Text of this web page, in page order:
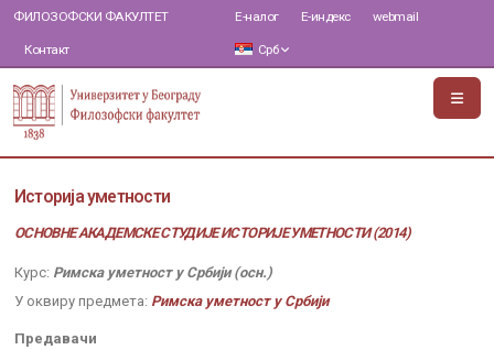
ФИЛОЗОФСКИ ФАКУЛТЕТ
Контакт
Е-налог Е-индекс webmail
Срб
Историја уметности
ОСНОВНЕ АКАДЕМСКЕ СТУДИЈЕ ИСТОРИЈЕ УМЕТНОСТИ (2014)
Курс: Римска уметност у Србији (осн.)
У оквиру предмета: Римска уметност у Србији
Предавачи